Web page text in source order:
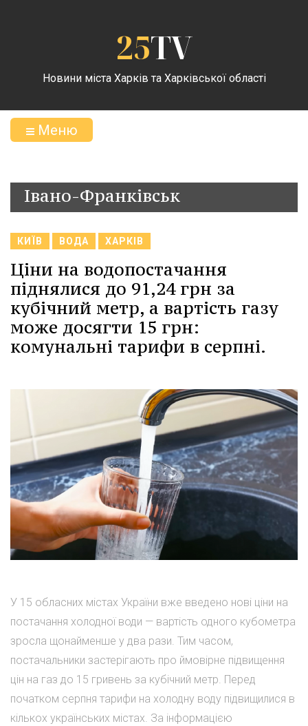
25TV
Новини міста Харків та Харківської області
Меню
Івано-Франківськ
КИЇВ ВОДА ХАРКІВ
Ціни на водопостачання
піднялися до 91,24 грн за
кубічний метр, а вартість газу
може досягти 15 грн:
комунальні тарифи в серпні.
У 15 обласних містах України вже введено нові ціни на
постачання холодної води — вартість одного кубометра
зросла щонайменше у два рази. Тим часом,
постачальники застерігають про ймовірне підвищення
цін на газ до 15 гривень за кубічний метр. Перед
початком серпня тарифи на холодну воду підвищилися в
кількох українських містах. За інформацією